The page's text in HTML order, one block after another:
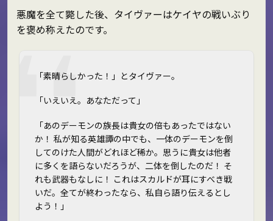
悪魔を全て斃した後、タイヴァーはケイヤの戦いぶり
を褒め称えたのです。
「素晴らしかった！」とタイヴァー。
「いえいえ。あなただって――」
「あのデーモンの族長は貴女の倍もあったではない
か！ 私が知る英雄譚の中でも、一体のデーモンを倒
してのけた人間がどれほど稀か。思うに貴女は他者
に多くを語らないだろうが、二体を倒したのだ！ そ
れも武器もなしに！ これはスカルドが耳にすべき戦
いだ。全てが終わったなら、私自ら語り伝えるとし
よう！」